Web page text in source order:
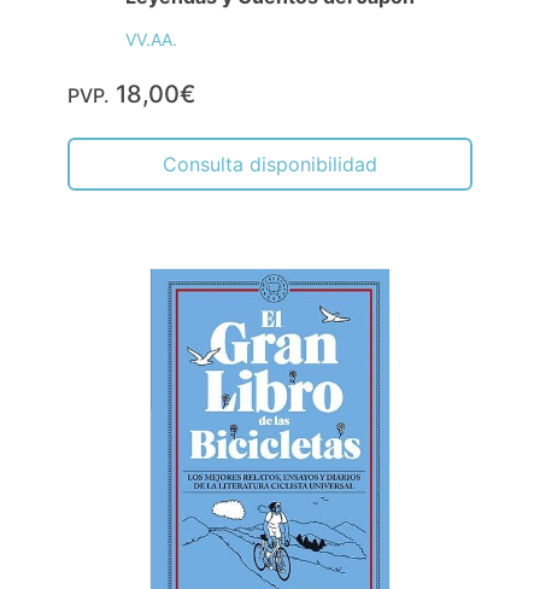
VV.AA.
PVP. 18,00€
Consulta disponibilidad